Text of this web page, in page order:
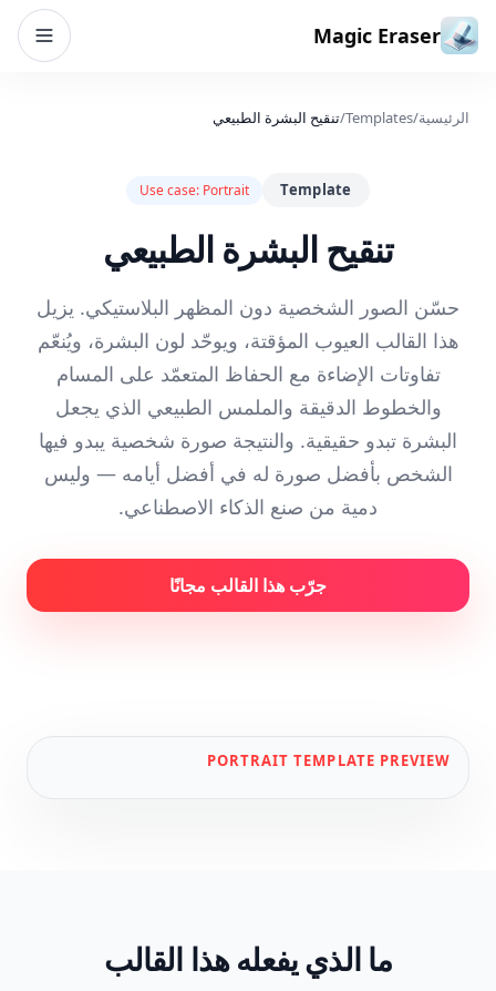
تخطي إلى المحتوى
Magic Eraser
الرئيسية/
Templates
/تنقيح البشرة الطبيعي
Template
Use case: Portrait
تنقيح البشرة الطبيعي
حسّن الصور الشخصية دون المظهر البلاستيكي. يزيل
هذا القالب العيوب المؤقتة، ويوحّد لون البشرة، ويُنعّم
تفاوتات الإضاءة مع الحفاظ المتعمّد على المسام
والخطوط الدقيقة والملمس الطبيعي الذي يجعل
البشرة تبدو حقيقية. والنتيجة صورة شخصية يبدو فيها
الشخص بأفضل صورة له في أفضل أيامه — وليس
دمية من صنع الذكاء الاصطناعي.
جرّب هذا القالب مجانًا
PORTRAIT TEMPLATE PREVIEW
ما الذي يفعله هذا القالب